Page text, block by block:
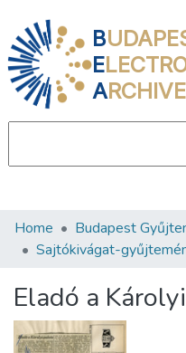
B
E
ARCHIVE
Communities &
Statistics
About us
Home Budapest
Sajtókivágat-
Eladó a